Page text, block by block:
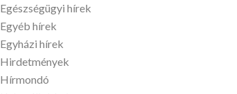
Egészségügyi hírek
Egyéb hírek
Egyházi hírek
Hirdetmények
Hírmondó